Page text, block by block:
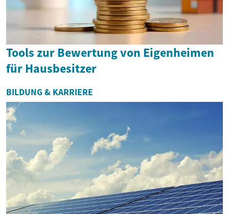
Tools zur Bewertung von Eigenheimen
für Hausbesitzer
BILDUNG & KARRIERE